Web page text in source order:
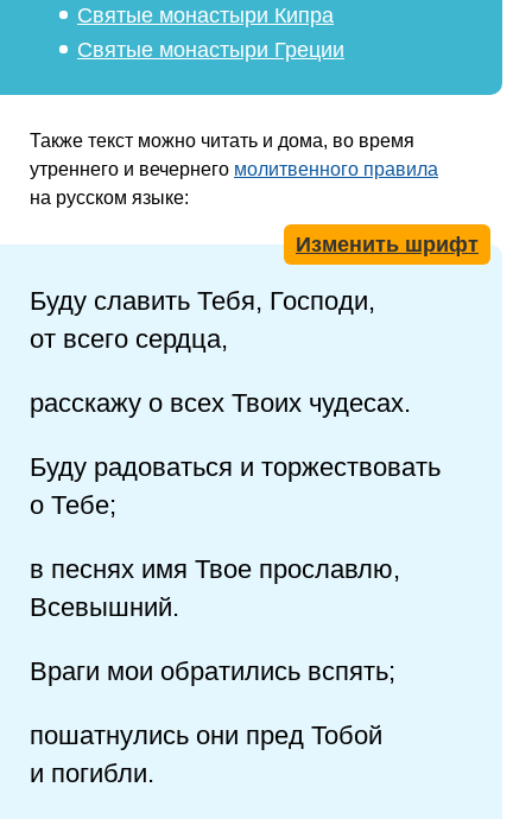
Святые монастыри Кипра
Святые монастыри Греции
Также текст можно читать и дома, во время
утреннего и вечернего молитвенного правила
на русском языке:
Изменить шрифт
Буду славить Тебя, Господи,
от всего сердца,
расскажу о всех Твоих чудесах.
Буду радоваться и торжествовать
о Тебе;
в песнях имя Твое прославлю,
Всевышний.
Враги мои обратились вспять;
пошатнулись они пред Тобой
и погибли.